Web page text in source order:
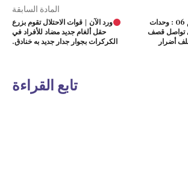
المادة السابقة
ورد الآن | قوات الاحتلال تقوم بزرع
حقل ألغام جديد مضاد للأفراد في
الكركرات بجوار جدار جديد به خنادق.
البيان العسكري رقم 06 : وحدات
تواصل قصف
أضرار
تابع القراءة